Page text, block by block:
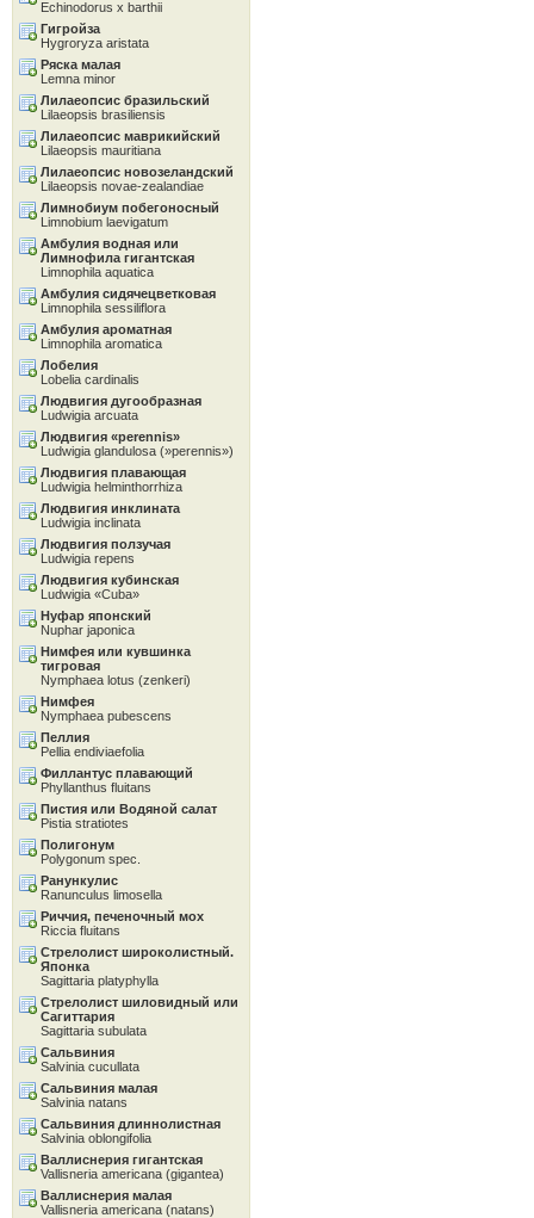
Echinodorus x barthii
Гигройза
Hygroryza aristata
Ряска малая
Lemna minor
Лилаеопсис бразильский
Lilaeopsis brasiliensis
Лилаеопсис маврикийский
Lilaeopsis mauritiana
Лилаеопсис новозеландский
Lilaeopsis novae-zealandiae
Лимнобиум побегоносный
Limnobium laevigatum
Амбулия водная или
Лимнофила гигантская
Limnophila aquatica
Амбулия сидячецветковая
Limnophila sessiliflora
Амбулия ароматная
Limnophila aromatica
Лобелия
Lobelia cardinalis
Людвигия дугообразная
Ludwigia arcuata
Людвигия «perennis»
Ludwigia glandulosa (»perennis»)
Людвигия плавающая
Ludwigia helminthorrhiza
Людвигия инклината
Ludwigia inclinata
Людвигия ползучая
Ludwigia repens
Людвигия кубинская
Ludwigia «Cuba»
Нуфар японский
Nuphar japonica
Нимфея или кувшинка
тигровая
Nymphaea lotus (zenkeri)
Нимфея
Nymphaea pubescens
Пеллия
Pellia endiviaefolia
Филлантус плавающий
Phyllanthus fluitans
Пистия или Водяной салат
Pistia stratiotes
Полигонум
Polygonum spec.
Ранункулис
Ranunculus limosella
Риччия, печеночный мох
Riccia fluitans
Стрелолист широколистный.
Японка
Sagittaria platyphylla
Стрелолист шиловидный или
Сагиттария
Sagittaria subulata
Сальвиния
Salvinia cucullata
Сальвиния малая
Salvinia natans
Сальвиния длиннолистная
Salvinia oblongifolia
Валлиснерия гигантская
Vallisneria americana (gigantea)
Валлиснерия малая
Vallisneria americana (natans)